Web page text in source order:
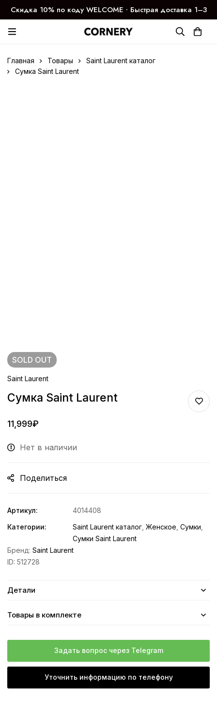
Скидка 10% по коду WELCOME ∙ Быстрая доставка 1–3
дня
Главная Товары
Saint Laurent каталог
Сумка Saint Laurent
SOLD OUT
Saint Laurent
Сумка Saint Laurent
11,999₽
Нет в наличии
Поделиться
Артикул:
4014408
Категории:
Saint Laurent каталог Женское Сумки
Сумки Saint Laurent
Бренд: Saint Laurent
ID: 512728
Детали
Товары в комплекте
Задать вопрос через Telegram
Уточнить информацию по телефону